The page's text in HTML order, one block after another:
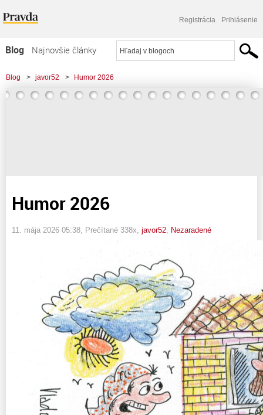
Registrácia Prihlásenie
Blog
Najnovšie články
Najčítanejšie články
Najkomentovanejšie články
Blog > javor52 > Humor 2026
Humor 2026
11. mája 2026 05:38 , Prečítané 338x, javor52 Nezaradené